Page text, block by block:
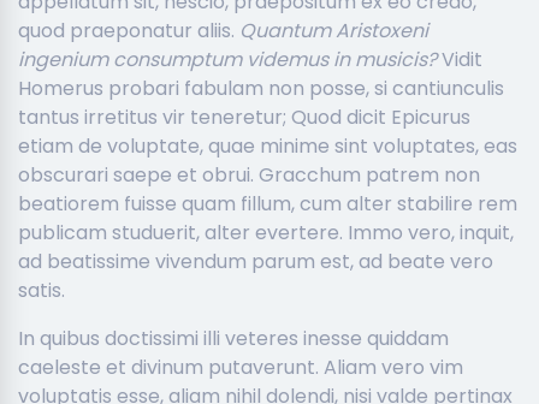
quod praeponatur aliis. Quantum Aristoxeni
ingenium consumptum videmus in musicis?Vidit
Homerus probari fabulam non posse, si cantiunculis
tantus irretitus vir teneretur; Quod dicit Epicurus
etiam de voluptate, quae minime sint voluptates, eas
obscurari saepe et obrui. Gracchum patrem non
beatiorem fuisse quam fillum, cum alter stabilire rem
publicam studuerit, alter evertere. Immo vero, inquit,
ad beatissime vivendum parum est, ad beate vero
satis.
In quibus doctissimi illi veteres inesse quiddam
caeleste et divinum putaverunt. Aliam vero vim
voluptatis esse, aliam nihil dolendi, nisi valde pertinax